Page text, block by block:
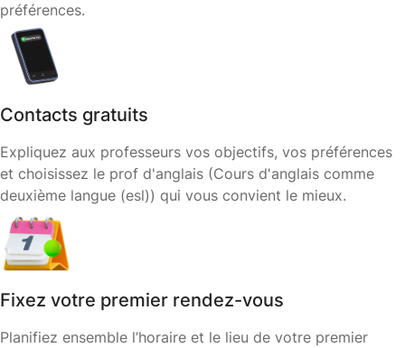
préférences.
Contacts gratuits
Expliquez aux professeurs vos objectifs, vos préférences
et choisissez le prof d'anglais (Cours d'anglais comme
deuxième langue (esl)) qui vous convient le mieux.
Fixez votre premier rendez-vous
Planifiez ensemble l’horaire et le lieu de votre premier